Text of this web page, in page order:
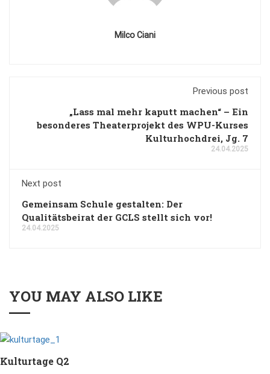
Milco Ciani
Previous post
„Lass mal mehr kaputt machen“ – Ein
besonderes Theaterprojekt des WPU-Kurses
Kulturhochdrei, Jg. 7
24.04.2025
Next post
Gemeinsam Schule gestalten: Der
Qualitätsbeirat der GCLS stellt sich vor!
24.04.2025
YOU MAY ALSO LIKE
Kulturtage Q2